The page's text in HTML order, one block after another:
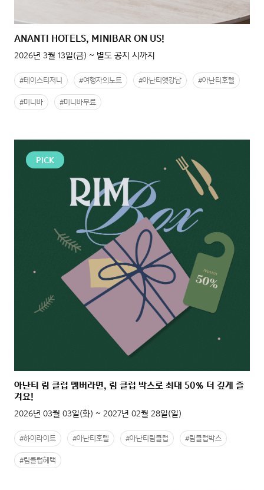
ANANTI HOTELS, MINIBAR ON US!
2026년 3월 13일(금) ~ 별도 공지 시까지
#테이스티저니 #여행자의노트 #아난티앳강남 #아난티호텔
#미니바 #미니바무료
PICK
아난티 림 클럽 멤버라면, 림 클럽 박스로 최대 50% 더 깊게 즐
겨요!
2026년 03월 03일(화) ~ 2027년 02월 28일(일)
#하이라이트 #아난티호텔 #아난티림클럽 #림클럽박스
#림클럽혜택